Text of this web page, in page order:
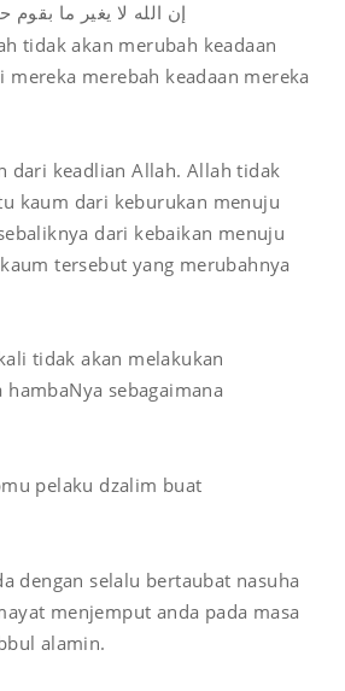
إن الله لا يغير ما بقوم
tidak akan merubah keadaan
mereka merebah keadaan mereka
dari keadlian Allah. Allah tidak
kaum dari keburukan menuju
dari kebaikan menuju
tersebut yang merubahnya
tidak akan melakukan
sebagaimana
pelaku dzalim buat
dengan selalu bertaubat nasuha
menjemput anda pada masa
alamin.